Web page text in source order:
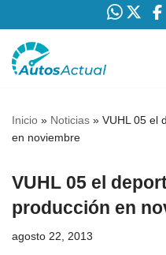
Saltar
Inicio » Noticias » VUHL 05 el
en noviembre
VUHL 05 el
producción en
agosto 22, 2013